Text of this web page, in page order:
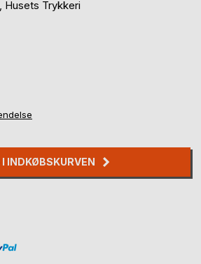
Husets Trykkeri
INDKØBSKURVEN